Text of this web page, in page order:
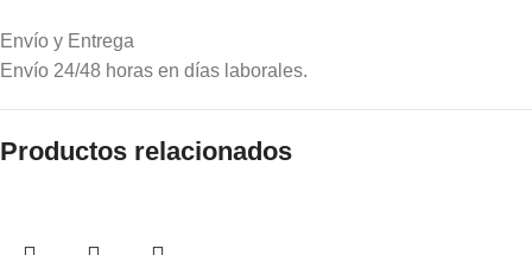
Envío y Entrega
Envío 24/48 horas en días laborales.
Productos relacionados